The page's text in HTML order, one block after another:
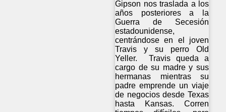
Gipson nos traslada a los
años posteriores a la
Guerra de Secesión
estadounidense,
centrándose en el joven
Travis y su perro Old
Yeller. Travis queda a
cargo de su madre y sus
hermanas mientras su
padre emprende un viaje
de negocios desde Texas
hasta Kansas. Corren